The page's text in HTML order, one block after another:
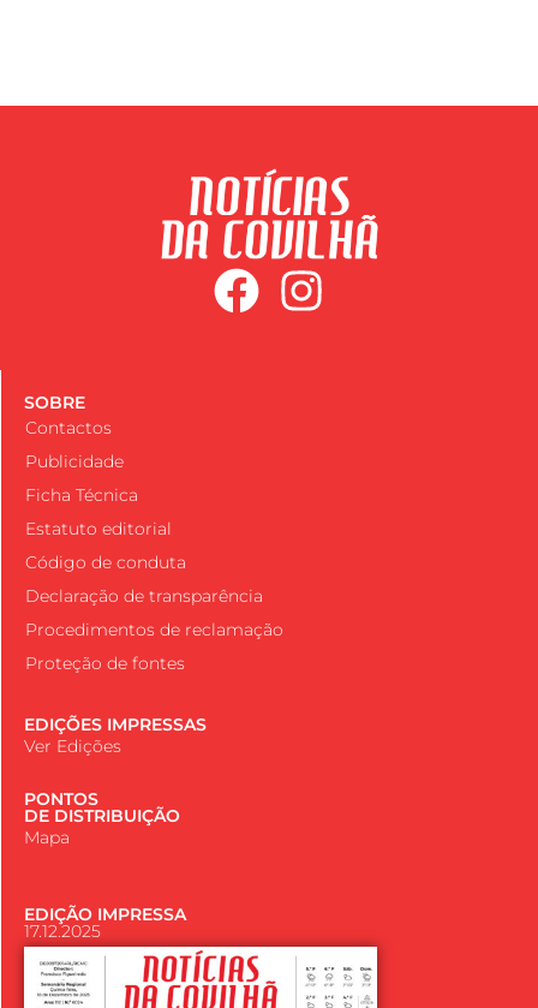
SOBRE
Contactos
Publicidade
Ficha Técnica
Estatuto editorial
Código de conduta
Declaração de transparência
Procedimentos de reclamação
Proteção de fontes
EDIÇÕES IMPRESSAS
Ver Edições
PONTOS
DE DISTRIBUIÇÃO
Mapa
EDIÇÃO IMPRESSA
17.12.2025